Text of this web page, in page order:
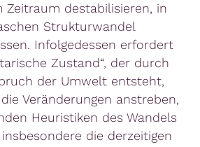
Zeitraum destabilisieren, in
Strukturwandel
Infolgedessen erfordert
Zustand“, der durch
der Umwelt entsteht,
Veränderungen anstreben,
Heuristiken des Wandels
die derzeitigen